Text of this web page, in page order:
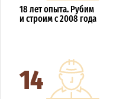
18 лет опыта. Рубим
и строим с 2008 года
14